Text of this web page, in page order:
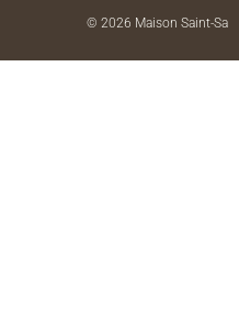
© 2026 Maison Saint-Sa